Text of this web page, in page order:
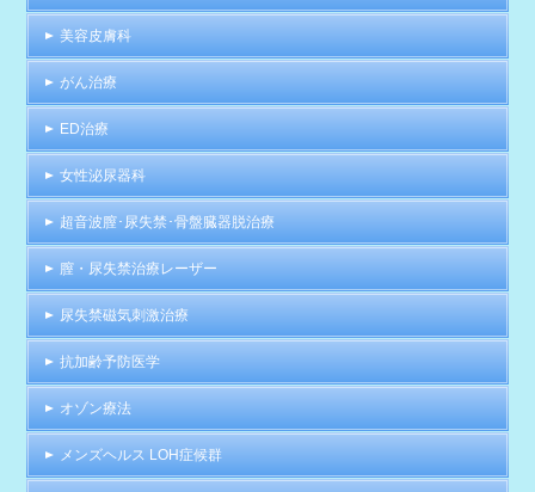
美容皮膚科
がん治療
ED治療
女性泌尿器科
超音波膣･尿失禁･骨盤臓器脱治療
膣・尿失禁治療レーザー
尿失禁磁気刺激治療
抗加齢予防医学
オゾン療法
メンズヘルス LOH症候群